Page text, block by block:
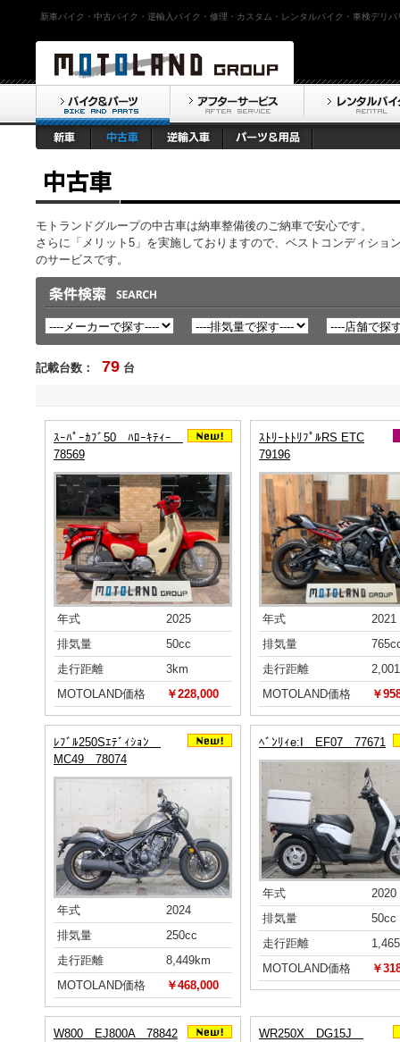
新車バイク・中古バイク・逆輸入バイク・修理・カスタム・レンタルバイク・車検デリ
モトランドグループの中古車は納車整備後のご納車で安心です。
さらに「メリット5」を実施しておりますので、ベストコンディショ
のサービスです。
記載台数： 79 台
ｽｰﾊﾟｰｶﾌﾞ50 ﾊﾛｰｷﾃｨｰ
78569
年式
2025
排気量
50cc
走行距離
3km
MOTOLAND価格
￥228,000
ｽﾄﾘｰﾄﾄﾘﾌﾟﾙRS ETC
79196
年式
2021
排気量
走行距離
MOTOLAND価格
￥
ﾚﾌﾞﾙ250Sｴﾃﾞｨｼｮﾝ
MC49 78074
年式
2024
排気量
250cc
走行距離
8,449km
MOTOLAND価格
￥468,000
ﾍﾞﾝﾘｨe:I EF07 77671
年式
2020
排気量
50cc
走行距離
MOTOLAND価格
￥
W800 EJ800A 78842
WR250X DG15J